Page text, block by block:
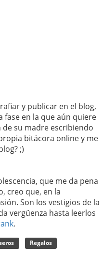
y publicar en el blog,
fase en la que aún quiere
su madre escribiendo
bitácora online y me
;)
que me da pena
creo que, en la
Son los vestigios de la
vergüenza hasta leerlos
.
Regalos